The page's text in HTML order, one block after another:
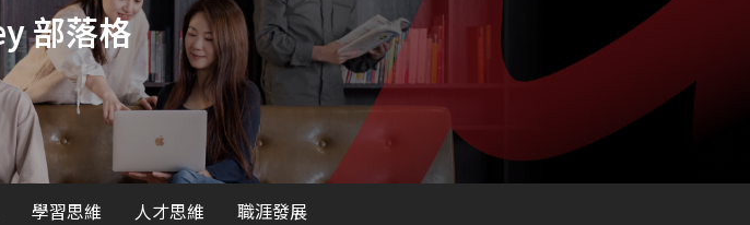
部落格
學習思維 人才思維 職涯發展